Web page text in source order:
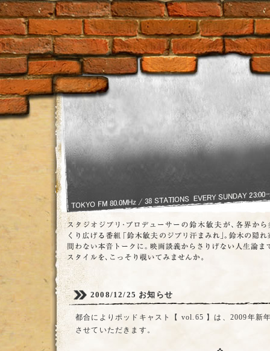
2008/12/25 お知らせ
都合によりポッドキャスト【 vol.65 】は、2009年新
させていただきます。